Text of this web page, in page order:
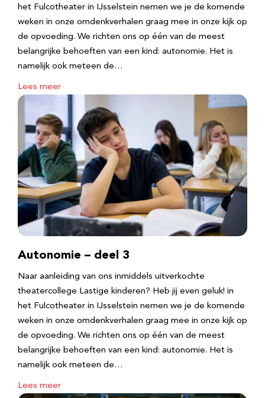
het Fulcotheater in IJsselstein nemen we je de komende
weken in onze omdenkverhalen graag mee in onze kijk op
de opvoeding. We richten ons op één van de meest
belangrijke behoeften van een kind: autonomie. Het is
namelijk ook meteen de…
Lees meer
Autonomie – deel 3
Naar aanleiding van ons inmiddels uitverkochte
theatercollege Lastige kinderen? Heb jij even geluk! in
het Fulcotheater in IJsselstein nemen we je de komende
weken in onze omdenkverhalen graag mee in onze kijk op
de opvoeding. We richten ons op één van de meest
belangrijke behoeften van een kind: autonomie. Het is
namelijk ook meteen de…
Lees meer